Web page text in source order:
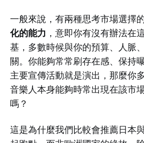
一般來說，有兩種思考市場選擇
化的能力 ，意即你有沒有辦法在
基，多數時候與你的預算、人脈
關。你能夠常常刷存在感、保持
主要宣傳活動就是演出，那麼你
音樂人本身能夠時常出現在該市
嗎？
這是為什麼我們比較會推薦日本